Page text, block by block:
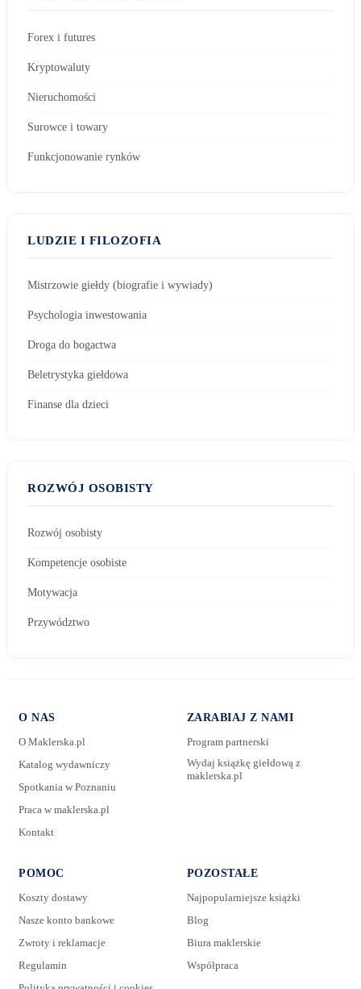
Forex i futures
Kryptowaluty
Nieruchomości
Surowce i towary
Funkcjonowanie rynków
LUDZIE I FILOZOFIA
Mistrzowie giełdy (biografie i wywiady)
Psychologia inwestowania
Droga do bogactwa
Beletrystyka giełdowa
Finanse dla dzieci
ROZWÓJ OSOBISTY
Rozwój osobisty
Kompetencje osobiste
Motywacja
Przywództwo
O NAS
O Maklerska.pl
Katalog wydawniczy
Spotkania w Poznaniu
Praca w maklerska.pl
Kontakt
ZARABIAJ Z NAMI
Program partnerski
Wydaj książkę giełdową z
maklerska.pl
POMOC
Koszty dostawy
Nasze konto bankowe
Zwroty i reklamacje
Regulamin
POZOSTAŁE
Najpopularniejsze książki
Blog
Biura maklerskie
Współpraca
E-mail: